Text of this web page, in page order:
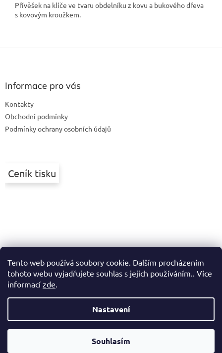
Tento web používá soubory cookie. Dalším procházením
tohoto webu vyjadřujete souhlas s jejich používáním.. Více
informací zde.
Nastavení
Souhlasím
Přívěšek na klíče ve tvaru obdelníku z kovu a bukového dřeva
s kovovým kroužkem.
Informace pro vás
Kontakty
Obchodní podmínky
Podmínky ochrany osobních údajů
Ceník tisku
Vytvořil Shoptet
Printek. Všechna práva vyhrazena.